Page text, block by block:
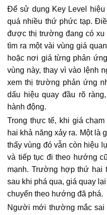
Để sử dụng Key Level
quá nhiều thứ phức tạp.
được thị trường đang có xu
tìm ra một vài vùng giá
hoặc nơi giá từng phản
vùng này, thay vì vào lệnh
xem thị trường phản ứng
dấu hiệu quay đầu rõ
hành động.
Trong thực tế, khi giá
hai khả năng xảy ra. Một là
thấy vùng đó vẫn còn hiệu
và tiếp tục đi theo hướng
mạnh. Trường hợp thứ hai
sau khi phá qua, giá quay
chuyển theo hướng đã phá.
Người mới thường mắc